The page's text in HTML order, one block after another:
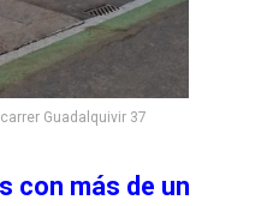
Guadalquivir 37
con más de un